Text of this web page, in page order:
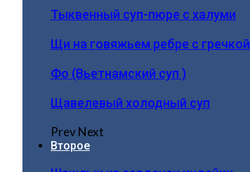
Тыквенный суп-пюре с халуми
Щи на говяжьем ребре с гречкой
Фо (Вьетнамский суп )
Щавелевый холодный суп
PrevNext
Второе